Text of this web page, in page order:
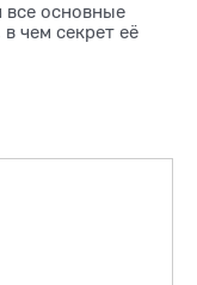
все основные
чем секрет её